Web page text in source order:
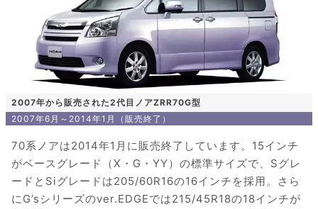
2007年から販売された2代目ノアZRR70G型
2007年6月～2014年1月（販売終了）
70系ノアは2014年1月に販売終了しています。15インチ
がベースグレード（X・G・YY）の標準サイズで、Sグレ
ードとSiグレードは205/60R16の16インチを採用。さら
にG’sシリーズのver.EDGEでは215/45R18の18インチが